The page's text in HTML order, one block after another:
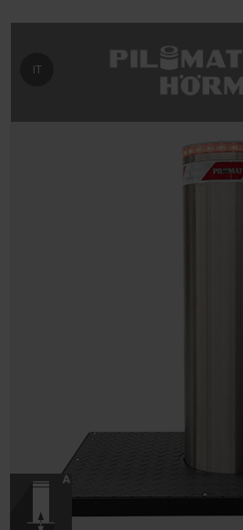
Seleziona la tua lingua
IT